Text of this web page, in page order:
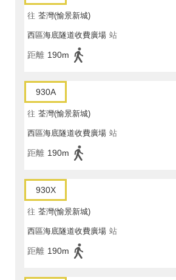
往 荃灣(愉景新城)
西區海底隧道收費廣場 站
距離 190m
930A
往 荃灣(愉景新城)
西區海底隧道收費廣場 站
距離 190m
930X
往 荃灣(愉景新城)
西區海底隧道收費廣場 站
距離 190m